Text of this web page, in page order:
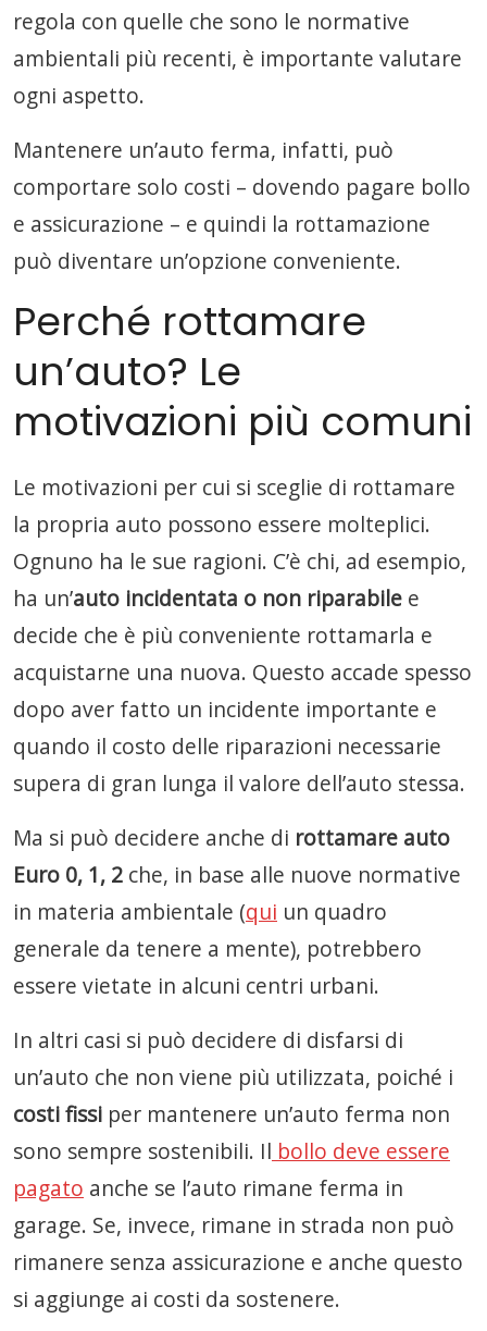
regola con quelle che sono le normative
ambientali più recenti, è importante valutare
ogni aspetto.
Mantenere un’auto ferma, infatti, può
comportare solo costi – dovendo pagare bollo
e assicurazione – e quindi la rottamazione
può diventare un’opzione conveniente.
Perché rottamare
un’auto? Le
motivazioni più comuni
Le motivazioni per cui si sceglie di rottamare
la propria auto possono essere molteplici.
Ognuno ha le sue ragioni. C’è chi, ad esempio,
ha un’auto incidentata o non riparabile e
decide che è più conveniente rottamarla e
acquistarne una nuova. Questo accade spesso
dopo aver fatto un incidente importante e
quando il costo delle riparazioni necessarie
supera di gran lunga il valore dell’auto stessa.
Ma si può decidere anche di rottamare auto
Euro 0, 1, 2 che, in base alle nuove normative
in materia ambientale (qui un quadro
generale da tenere a mente), potrebbero
essere vietate in alcuni centri urbani.
In altri casi si può decidere di disfarsi di
un’auto che non viene più utilizzata, poiché i
costi fissi per mantenere un’auto ferma non
sono sempre sostenibili. Il bollo deve essere
pagato anche se l’auto rimane ferma in
garage. Se, invece, rimane in strada non può
rimanere senza assicurazione e anche questo
si aggiunge ai costi da sostenere.